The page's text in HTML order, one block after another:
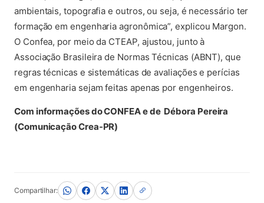
ambientais, topografia e outros, ou seja, é necessário ter
formação em engenharia agronômica”, explicou Margon.
O Confea, por meio da CTEAP, ajustou, junto à
Associação Brasileira de Normas Técnicas (ABNT), que
regras técnicas e sistemáticas de avaliações e perícias
em engenharia sejam feitas apenas por engenheiros.
Com informações do CONFEA e de Débora Pereira
(Comunicação Crea-PR)
Compartilhar: